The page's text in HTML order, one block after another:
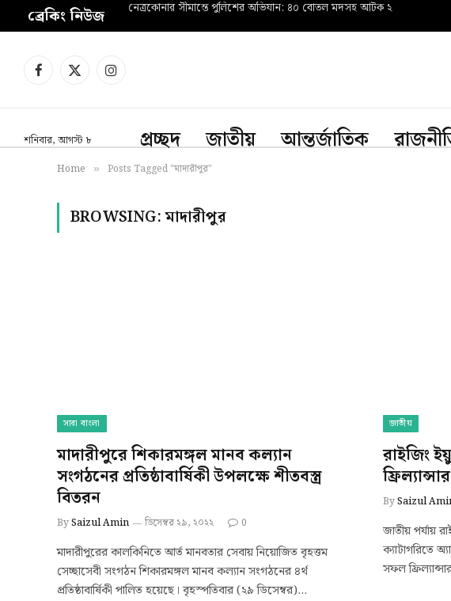
ব্রেকিং নিউজ নেত্রকোনার সীমান্তে পুলিশের অভিযান: ৪০ বোতল মদসহ আটক ২
Facebook
X
Instagram
শনিবার, আগস্ট ৮ প্রচ্ছদ জাতীয় আন্তর্জাতিক
Home » Posts Tagged "মাদারীপুর"
BROWSING:মাদারীপুর
সারা বাংলা
মাদারীপুরে শিকারমঙ্গল মানব কল্যান
সংগঠনের প্রতিষ্ঠাবার্ষিকী উপলক্ষে শীতবস্ত্র
বিতরন
BySaizul Amin ডিসেম্বর ২৯, ২০২২ 0
মাদারীপুরের কালকিনিতে আর্ত মানবতার সেবায় নিয়োজিত বৃহত্তম
সেচ্ছাসেবী সংগঠন শিকারমঙ্গল মানব কল্যান সংগঠনের ৪র্থ
প্রতিষ্ঠাবার্ষিকী পালিত হয়েছে। বৃহস্পতিবার (২৯ ডিসেম্বর)…
জাতীয়
রাইজিং
BySaizul
জাতীয় পর্যায়
ক্যাটাগরিতে
সফল